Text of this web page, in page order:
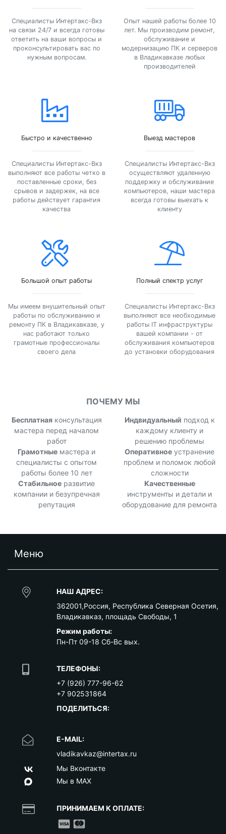
Специалисты Интертакс-Вкз
на связи 24/7 и всегда готовы
ответить на ваши вопросы и
проконсультировать вас по
нужным вопросам.
Опыт нашей работы более 10
лет. Мы производим ремонт,
обслуживание и
модернизацию ПК и серверов
в Владикавказе любых
производителей
Быстро и качественно
Специалисты Интертакс-Вкз
выполняют все работы четко в
поставленные сроки, без
срывов и задержек, на все
работы действует гарантия
качества
Выезд мастеров
Специалисты Интертакс-Вкз
осуществляют удаленную
поддержку и обслуживание
компьютеров, наши мастера
всегда готовы выехать к
клиенту
Большой опыт работы
Мы имеем внушительный опыт
работы по обслуживанию и
ремонту ПК в Владикавказе, у
нас работают только
грамотные профессионалы
своего дела
Полный спектр услуг
Специалисты Интертакс-Вкз
выполняют все необходимые
работы IT инфраструктуры
вашей компании - от
обслуживания компьютеров
до установки оборудования
ПОЧЕМУ МЫ
Бесплатнаяконсультация
мастера перед началом
работ
Индвидуальный подход к
каждому клиенту и
решению проблемы
Грамотные мастера и
специалисты с опытом
работы более 10 лет
Оперативное устранение
проблем и поломок любой
сложности
Стабильное развитие
компании и безупречная
репутация
Качественные
инструменты и детали и
оборудование для ремонта
Меню
НАШ АДРЕС:
362001,Россия, Республика Северная Осетия,
Владикавказ, площадь Свободы, 1
Режим работы:
Пн-Пт 09-18 Сб-Вс вых.
ТЕЛЕФОНЫ:
+7 (926) 777-96-62
+7 902531864
ПОДЕЛИТЬСЯ:
E-MAIL:
vladikavkaz@intertax.ru
Мы Вконтакте
Мы в MAX
ПРИНИМАЕМ К ОПЛАТЕ: